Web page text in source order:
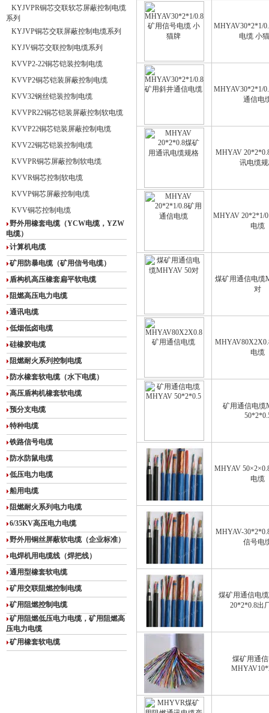
KYJVPR铜芯交联软芯屏蔽控制电缆
系列
KYJVP铜芯交联屏蔽控制电缆系列
KYJV铜芯交联控制电缆系列
KVVP2-22铜芯铠装控制电缆
KVVP2铜芯铠装屏蔽控制电缆
KVV32钢丝铠装控制电缆
KVVPR22铜芯铠装屏蔽控制软电缆
KVVP22铜芯铠装屏蔽控制电缆
KVV22铜芯铠装控制电缆
KVVPR铜芯屏蔽控制软电缆
KVVR铜芯控制软电缆
KVVP铜芯屏蔽控制电缆
KVV铜芯控制电缆
野外用橡套电缆（YCW电缆，YZW
电缆）
计算机电缆
矿用防暴电缆（矿用信号电缆）
盾构机高压橡套扁平软电缆
阻燃高压电力电缆
通讯电缆
低烟低卤电缆
硅橡胶电缆
阻燃耐火系列控制电缆
防水橡套软电缆（水下电缆）
高压盾构机橡套软电缆
预分支电缆
特种电缆
铁路信号电缆
防水防鼠电缆
低压电力电缆
船用电缆
阻燃耐火系列电力电缆
6/35KV高压电力电缆
野外用铜丝屏蔽软电缆（企业标准）
电焊机用电缆线（焊把线）
通用型橡套软电缆
矿用交联阻燃控制电缆
矿用阻燃控制电缆
矿用阻燃低压电力电缆，矿用阻燃高
压电力电缆
矿用橡套软电缆
MHYAV30*2*1/
电缆 小
MHYAV30*2*1/
通信电
MHYAV
讯电缆
MHYAV 20*2*1/
电缆
煤矿用通信电缆
对
电缆
矿用通信电缆
MHYAV
电缆
MHYAV-
信号电
煤矿用通信电
20*2*0.8出
煤矿用通